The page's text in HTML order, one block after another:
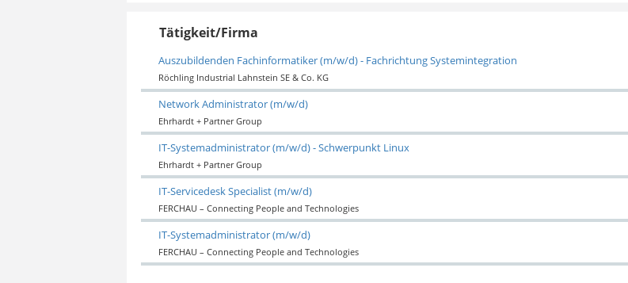
Tätigkeit/Firma
Auszubildenden Fachinformatiker (m/w/d) - Fachrichtung Systemintegration
Röchling Industrial Lahnstein SE & Co. KG
Network Administrator (m/w/d)
Ehrhardt + Partner Group
IT-Systemadministrator (m/w/d) - Schwerpunkt Linux
Ehrhardt + Partner Group
IT-Servicedesk Specialist (m/w/d)
FERCHAU – Connecting People and Technologies
IT-Systemadministrator (m/w/d)
FERCHAU – Connecting People and Technologies